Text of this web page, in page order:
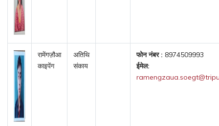
रामेंगज़ौआ
काइपेंग
अतिथि
संकाय
फोन नंबर : 8974509993
ईमेल: